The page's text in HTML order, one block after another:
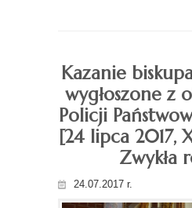
Kazanie
wygłoszone z
Policji
[24 lipca 2017,
Zwykła
24.07.2017 r.